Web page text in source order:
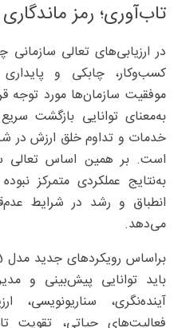
تاب‌آوری؛ رمز ماندگاری
در ارزیابی‌های تعالی سازمانی
کسب‌وکار، چابکی و
موفقیت سازمان‌ها مورد توجه
به‌معنای توانایی بازگشت
خدمات و تداوم خلق ارزش در
است. بر همین اساس تعالی
به‌نتایج عملکردی متمرکز
انطباق و رشد در شرایط
می‌دهد.
باید توانایی پیش‌بینی و
آینده‌نگری،
فعالیت‌های حیاتی، تقویت